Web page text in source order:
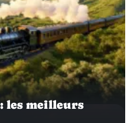
les meilleurs